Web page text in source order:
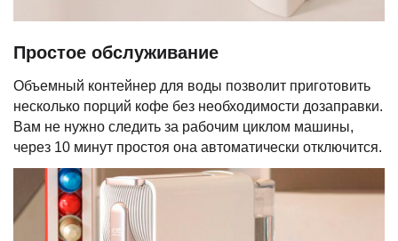
Простое обслуживание
Объемный контейнер для воды позволит приготовить
несколько порций кофе без необходимости дозаправки.
Вам не нужно следить за рабочим циклом машины,
через 10 минут простоя она автоматически отключится.